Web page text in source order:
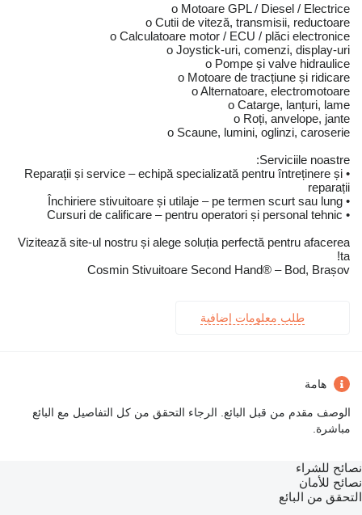
o Motoare GPL / Diesel / Electrice
o Cutii de viteză, transmisii, reductoare
o Calculatoare motor / ECU / plăci electronice
o Joystick-uri, comenzi, display-uri
o Pompe și valve hidraulice
o Motoare de tracțiune și ridicare
o Alternatoare, electromotoare
o Catarge, lanțuri, lame
o Roți, anvelope, jante
o Scaune, lumini, oglinzi, caroserie
Serviciile noastre:
• Reparații și service – echipă specializată pentru întreținere și
reparații
• Închiriere stivuitoare și utilaje – pe termen scurt sau lung
• Cursuri de calificare – pentru operatori și personal tehnic
Vizitează site-ul nostru și alege soluția perfectă pentru afacerea
ta!
Cosmin Stivuitoare Second Hand® – Bod, Brașov
طلب معلومات إضافية
هامة
الوصف مقدم من قبل البائع. الرجاء التحقق من كل التفاصيل مع البائع
مباشرة.
نصائح للشراء
نصائح للأمان
التحقق من البائع